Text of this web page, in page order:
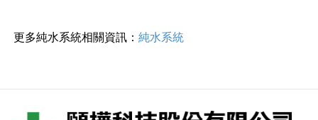
更多純水系統相關資訊：純水系統